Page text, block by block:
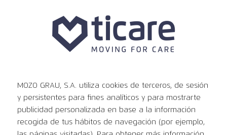
Dr. Michael Quisilema
Especialista en Cirugía
MOZO GRAU, S.A. utiliza cookies de terceros, de sesión
y persistentes para fines analíticos y para mostrarte
publicidad personalizada en base a la información
recogida de tus hábitos de navegación (por ejemplo,